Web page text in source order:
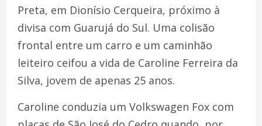
Preta, em Dionísio Cerqueira, próximo à
divisa com Guarujá do Sul. Uma colisão
frontal entre um carro e um caminhão
leiteiro ceifou a vida de Caroline Ferreira da
Silva, jovem de apenas 25 anos.
Caroline conduzia um Volkswagen Fox com